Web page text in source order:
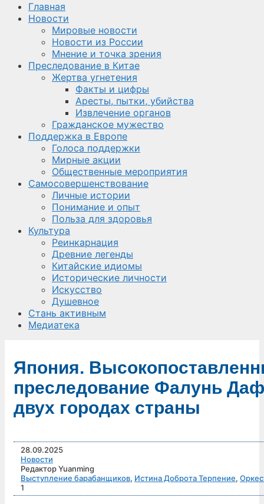
Главная
Новости
Мировые новости
Новости из России
Мнение и точка зрения
Преследование в Китае
Жертва угнетения
Факты и цифры
Аресты, пытки, убийства
Извлечение органов
Гражданское мужество
Поддержка в Европе
Голоса поддержки
Мирные акции
Общественные мероприятия
Самосовершенствование
Личные истории
Понимание и опыт
Польза для здоровья
Культура
Реинкарнация
Древние легенды
Китайские идиомы
Исторические личности
Искусство
Душевное
Стань активным
Медиатека
Япония.
преследование Фалунь
двух городах страны
28.09.2025
Новости
Редактор Yuanming
Выступление барабанщиков, Истина Доброта Терпение,
1